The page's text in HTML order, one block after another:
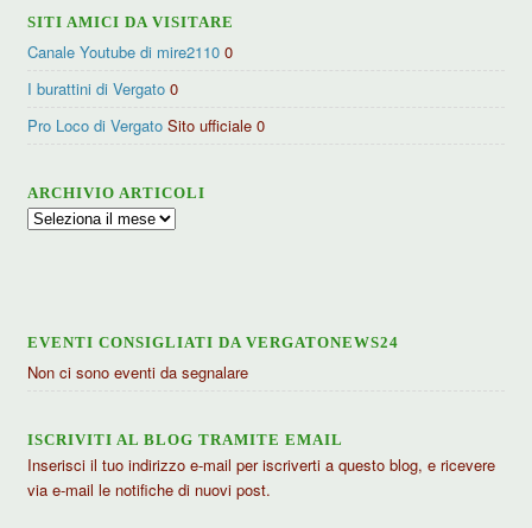
SITI AMICI DA VISITARE
Canale Youtube di mire2110 0
I burattini di Vergato 0
Pro Loco di Vergato Sito ufficiale 0
ARCHIVIO ARTICOLI
Archivio
EVENTI CONSIGLIATI DA VERGATONEWS24
Non ci sono eventi da segnalare
ISCRIVITI AL BLOG TRAMITE EMAIL
Inserisci il tuo indirizzo e-mail per iscriverti a questo blog, e ricevere
via e-mail le notifiche di nuovi post.